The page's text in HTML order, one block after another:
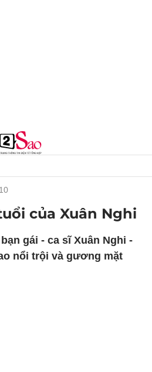
của Xuân Nghi
gái - ca sĩ Xuân Nghi -
nổi trội và gương mặt